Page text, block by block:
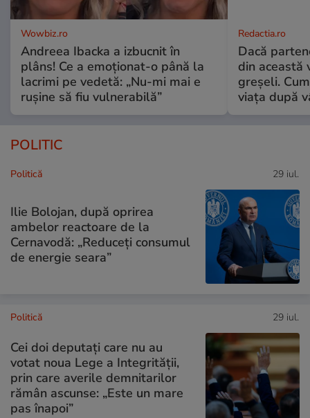
Wowbiz.ro
Andreea Ibacka a izbucnit în
plâns! Ce a emoționat-o până la
lacrimi pe vedetă: „Nu-mi mai e
rușine să fiu vulnerabilă”
Redactia.ro
Dacă
din această
greșeli.
viața după
POLITIC
Politică 29 iul.
Ilie Bolojan, după oprirea
ambelor reactoare de la
Cernavodă: „Reduceți consumul
de energie seara”
Politică 29 iul.
Cei doi deputați care nu au
votat noua Lege a Integrității,
prin care averile demnitarilor
rămân ascunse: „Este un mare
pas înapoi”